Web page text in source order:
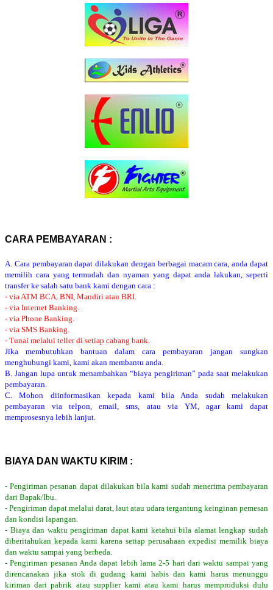
CARA PEMBAYARAN :
A. Cara pembayaran dapat dilakukan dengan berbagai macam cara, anda dapat
memilih cara yang termudah dan nyaman yang dapat anda lakukan, seperti
transfer ke salah satu bank kami dengan cara :
- via ATM BCA, BNI, Mandiri atau BRI.
- via Internet Banking.
- via Phone Banking.
- via SMS Banking.
- Tunai melalui teller di setiap cabang bank.
Jika membutuhkan bantuan dalam cara pembayaran jangan sungkan
menghubungi kami, kami akan membantu anda.
B. Jangan lupa untuk menambahkan “biaya pengiriman” pada saat melakukan
pembayaran.
C. Mohon diinformasikan kepada kami bila Anda sudah melakukan
pembayaran via telpon, email, sms, atau via YM, agar kami dapat
memprosesnya lebih lanjut.
BIAYA DAN WAKTU KIRIM :
- Pengiriman pesanan dapat dilakukan bila kami sudah menerima pembayaran
dari Bapak/Ibu.
- Pengiriman dapat melalui darat, laut atau udara tergantung keinginan pemesan
dan kondisi lapangan.
- Biaya dan waktu pengiriman dapat kami ketahui bila alamat lengkap sudah
diberitahukan kepada kami karena setiap perusahaan expedisi memilik biaya
dan waktu sampai yang berbeda.
- Pengiriman pesanan Anda dapat lebih lama 2-5 hari dari waktu sampai yang
direncanakan jika stok di gudang kami habis dan kami harus menunggu
kiriman dari pabrik atau supplier kami atau kami harus memproduksi dulu